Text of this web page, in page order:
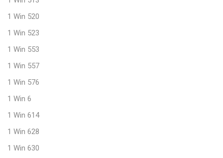
1 Win 520
1 Win 523
1 Win 553
1 Win 557
1 Win 576
1 Win 6
1 Win 614
1 Win 628
1 Win 630